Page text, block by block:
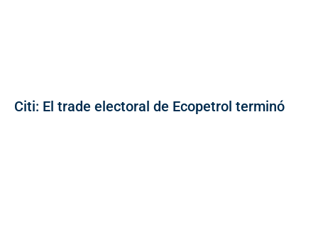
Citi: El trade electoral de Ecopetrol terminó